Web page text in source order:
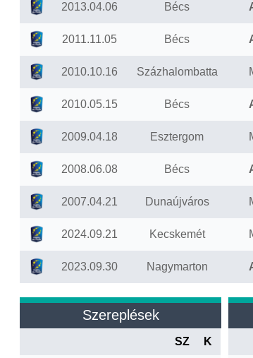
2013.04.06 Bécs
2011.11.05 Bécs
2010.10.16 Százhalombatta
2010.05.15 Bécs
2009.04.18 Esztergom
2008.06.08 Bécs
2007.04.21 Dunaújváros
2024.09.21 Kecskemét
2023.09.30 Nagymarton
Szereplések
SZ K